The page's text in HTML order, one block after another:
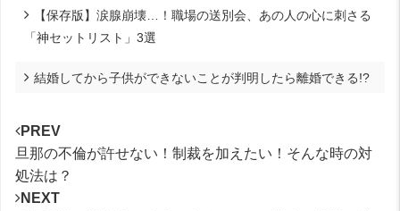
【保存版】涙腺崩壊…！職場の送別会、あの人の心に刺さる
「神セットリスト」3選
結婚してから子供ができないことが判明したら離婚できる!?
PREV
旦那の不倫が許せない！制裁を加えたい！そんな時の対
処法は？
NEXT